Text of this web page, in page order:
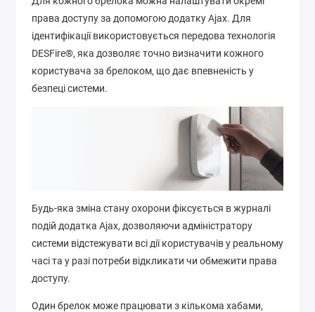
права доступу за допомогою додатку Ajax. Для
ідентифікації використовується передова технологія
DESFire®, яка дозволяє точно визначити кожного
користувача за брелоком, що дає впевненість у
безпеці системи.
Будь-яка зміна стану охорони фіксується в журналі
подій додатка Ajax, дозволяючи адміністратору
системи відстежувати всі дії користувачів у реальному
часі та у разі потреби відкликати чи обмежити права
доступу.
Один брелок може працювати з кількома хабами,